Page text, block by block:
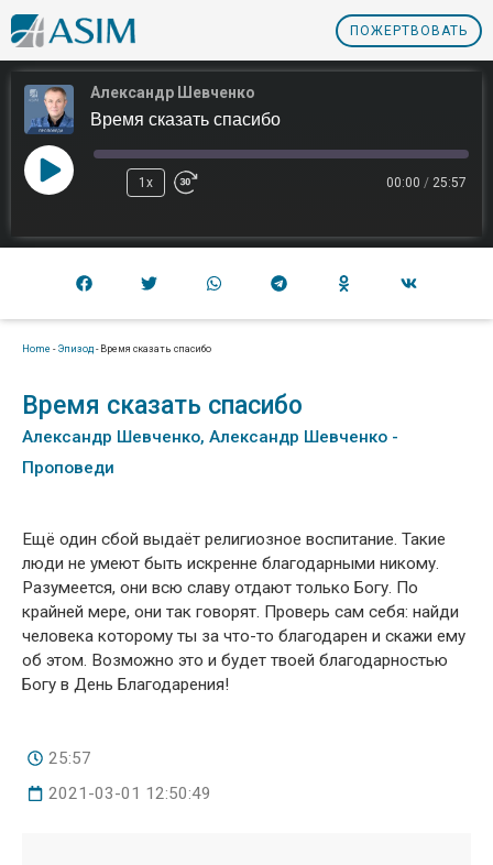
ПOЖЕРТВОВАТЬ
Александр Шевченко
Время сказать спасибо
1x 00:00 / 25:57
Home - Эпизод - Время сказать спасибо
Время сказать спасибо
Александр Шевченко, Александр Шевченко -
Проповеди
Ещё один сбой выдаёт религиозное воспитание. Такие
люди не умеют быть искренне благодарными никому.
Разумеется, они всю славу отдают только Богу. По
крайней мере, они так говорят. Проверь сам себя: найди
человека которому ты за что-то благодарен и скажи ему
об этом. Возможно это и будет твоей благодарностью
Богу в День Благодарения!
25:57
2021-03-01 12:50:49